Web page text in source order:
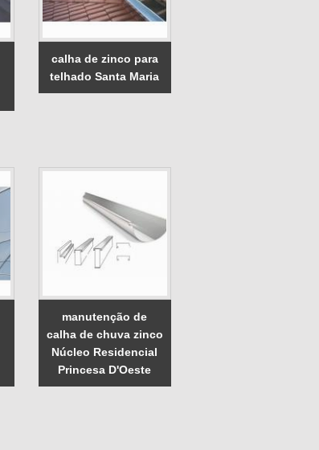
calha de zinco para
telhado Santa Maria
manutenção de
calha de chuva zinco
Núcleo Residencial
Princesa D'Oeste